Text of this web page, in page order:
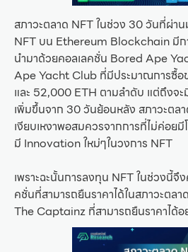
สภาวะตลาด NFT ในช่วง 30 วันที่ผ่า
NFT บน Ethereum Blockchain มีก
นำมาด้วยคอลเลคชั่น Bored Ape
Ape Yacht Club ที่มีประมาณการซื้อ
และ 52,000 ETH ตามลำดับ แต่ถึงจ
เพิ่มขึ้นจาก 30 วันย้อนหลัง สภาวะตล
เงียบเหงาพอสมควรจากการที่ไม่ค่อย
มี Innovation ใหม่ๆในวงการ NFT
เพราะฉะนั้นการลงทุน NFT ในช่วงนี้
คชั่นที่สามารถยืนราคาได้ในสภาวะตล
The Captainz ที่สามารถยืนราคาได้อ